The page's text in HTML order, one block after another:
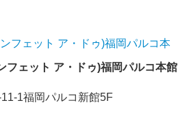
ェット ア・ドゥ)福岡パルコ本館
1福岡パルコ新館5F